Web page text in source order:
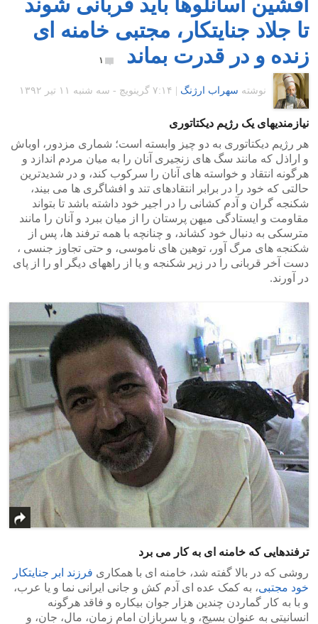
تا جلاد جنایتکار، مجتبی خامنه ای
زنده و در قدرت بماند
۱
نوشته سهراب ارژنگ ۷:۱۴ گرينويچ - سه شنبه ۱۱ تیر ۱۳۹۲
نیازمندیهای یک رژیم دیکتاتوری
هر رژیم دیکتاتوری به دو چیز وابسته است؛ شماری مزدور، اوباش
و اراذل که مانند سگ های زنجیری آنان را به میان مردم اندازد و
هرگونه انتقاد و خواسته های آنان را سرکوب کند، و در شدیدترین
حالتی که خود را در برابر انتقادهای تند و افشاگری ها می بیند،
شکنجه گران و آدم کشانی را در اجیر خود داشته باشد تا بتواند
مقاومت و ایستادگی میهن پرستان را از میان ببرد و آنان را مانند
مترسکی به دنبال خود کشاند، و چنانچه با همه ترفند ها، پس از
شکنجه های مرگ آور، توهین های ناموسی، و حتی تجاوز جنسی ،
دست آخر قربانی را در زیر شکنجه و یا از راههای دیگر او را از پای
در آورند.
ترفندهایی که خامنه ای به کار می برد
روشی که در بالا گفته شد، خامنه ای با همکاری فرزند ابر جنایتکار
خود مجتبی، به کمک عده ای آدم کش و جانی ایرانی نما و یا عرب،
و با به کار گماردن چندین هزار جوان بیکاره و فاقد هرگونه
انسانیتی به عنوان بسیج، و یا سربازان امام زمان، مال، جان، و